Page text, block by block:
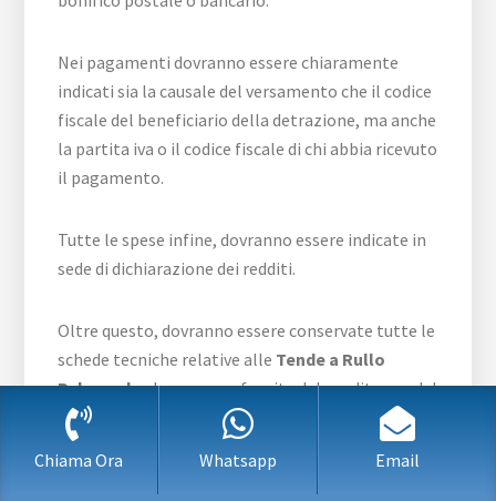
Nei pagamenti dovranno essere chiaramente
indicati sia la causale del versamento che il codice
fiscale del beneficiario della detrazione, ma anche
la partita iva o il codice fiscale di chi abbia ricevuto
il pagamento.
Tutte le spese infine, dovranno essere indicate in
sede di dichiarazione dei redditi.
Oltre questo, dovranno essere conservate tutte le
schede tecniche relative alle Tende a Rullo
Palmarolache saranno fornite dal venditore o dal
produttore.
Chiama Ora Whatsapp Email